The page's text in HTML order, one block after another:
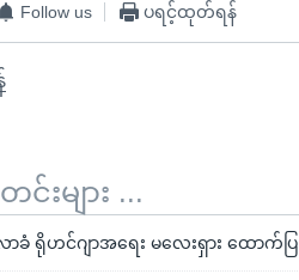
Follow us ပရင့်ထုတ်ရန်
များ ...
ခံ ရိုဟင်ဂျာအရေး မလေးရှား ထောက်ပြ